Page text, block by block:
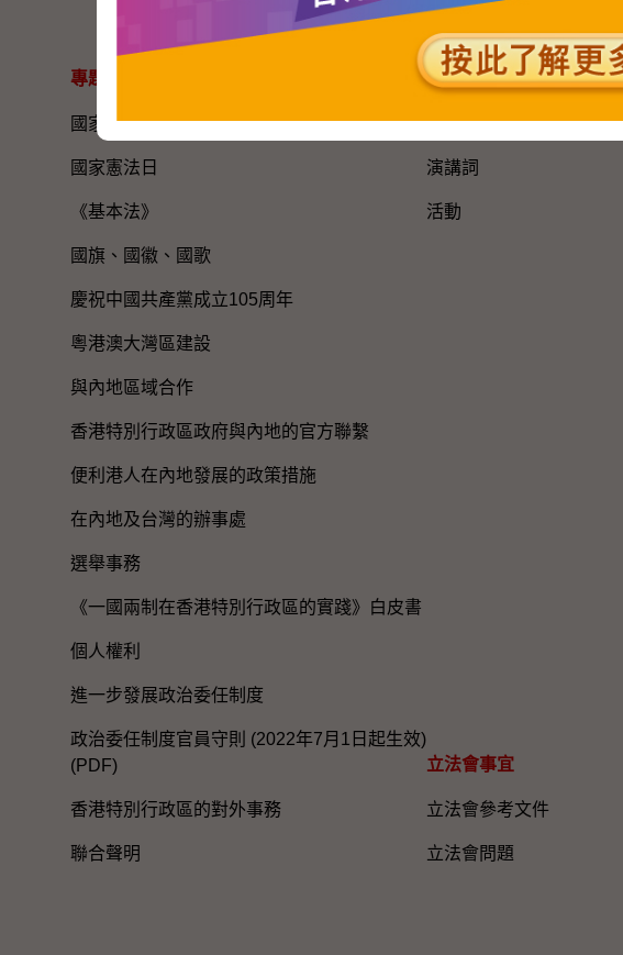
網站地圖
專題資料
國家五年規劃
國家憲法日
《基本法》
國旗、國徽、國歌
慶祝中國共產黨成立105周年
粵港澳大灣區建設
與內地區域合作
香港特別行政區政府與內地的官方聯繫
便利港人在內地發展的政策措施
在內地及台灣的辦事處
選舉事務
《一國兩制在香港特別行政區的實踐》白皮書
個人權利
進一步發展政治委任制度
政治委任制度官員守則 (2022年7月1日起生效)
(PDF)
香港特別行政區的對外事務
聯合聲明
新聞公報及演講詞
新聞公報
演講詞
活動
立法會事宜
立法會參考文件
立法會問題